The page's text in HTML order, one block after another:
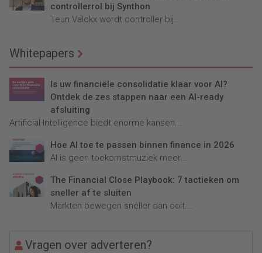
controllerrol bij Synthon
Teun Valckx wordt controller bij...
Whitepapers
Is uw financiële consolidatie klaar voor AI?
Ontdek de zes stappen naar een AI-ready
afsluiting
Artificial Intelligence biedt enorme kansen...
Hoe AI toe te passen binnen finance in 2026
AI is geen toekomstmuziek meer...
The Financial Close Playbook: 7 tactieken om
sneller af te sluiten
Markten bewegen sneller dan ooit....
Vragen over adverteren?